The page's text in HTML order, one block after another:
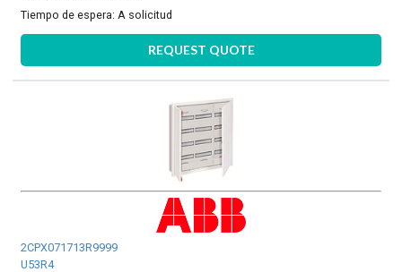
Tiempo de espera: A solicitud
REQUEST QUOTE
2CPX071713R9999
U53R4